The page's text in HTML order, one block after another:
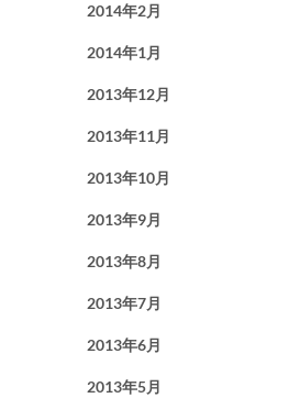
2014年2月
2014年1月
2013年12月
2013年11月
2013年10月
2013年9月
2013年8月
2013年7月
2013年6月
2013年5月